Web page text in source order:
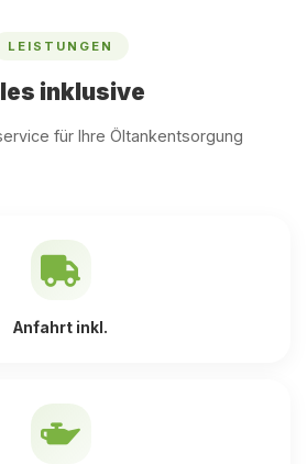
LEISTUNGEN
inklusive
für Ihre Öltankentsorgung
Anfahrt inkl.